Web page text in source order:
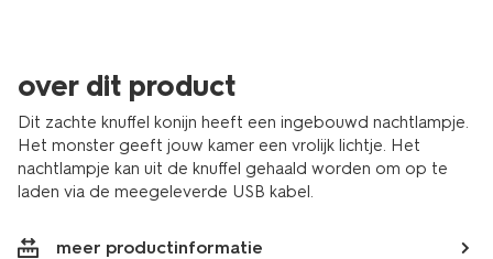
over dit product
Dit zachte knuffel konijn heeft een ingebouwd nachtlampje.
Het monster geeft jouw kamer een vrolijk lichtje. Het
nachtlampje kan uit de knuffel gehaald worden om op te
laden via de meegeleverde USB kabel.
meer productinformatie